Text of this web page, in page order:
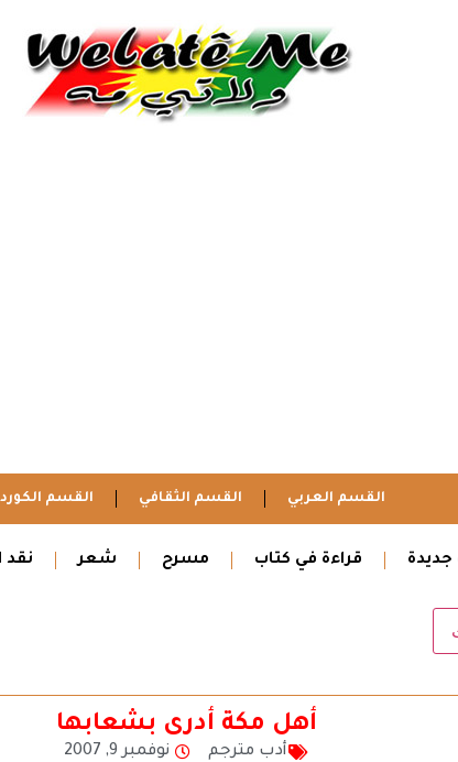
القسم العربي القسم الثقافي القسم
جديدة قراءة في كتاب مسرح شعر نقد
أهل مكة أدرى بشعابها
أدب مترجم نوفمبر 9, 2007